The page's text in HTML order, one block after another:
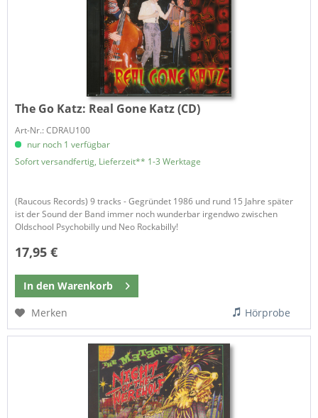
The Go Katz: Real Gone Katz (CD)
Art-Nr.: CDRAU100
nur noch 1 verfügbar
Sofort versandfertig, Lieferzeit** 1-3 Werktage
(Raucous Records) 9 tracks - Gegründet 1986 und rund 15 Jahre später
ist der Sound der Band immer noch wunderbar irgendwo zwischen
Oldschool Psychobilly und Neo Rockabilly!
17,95 €
In den Warenkorb
Merken
Hörprobe